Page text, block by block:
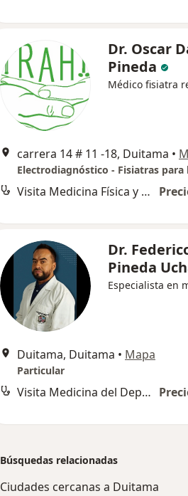
Dr. Oscar
Pineda
Médico fisiatra
carrera 14 # 11 -18, Duitama •
Visita Medicina Física y Rehabilitación
Dr.
Pineda
Especialista en
Duitama, Duitama • Mapa
Particular
Visita Medicina del Deporte
Búsquedas relacionadas
Ciudades cercanas a Duitama